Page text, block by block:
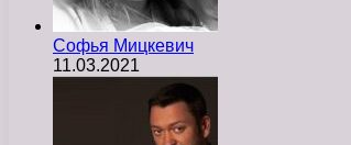
Софья Мицкевич
11.03.2021